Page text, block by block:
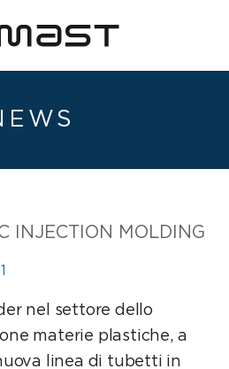
INJECTION MOLDING
nel settore dello
materie plastiche, a
linea di tubetti in